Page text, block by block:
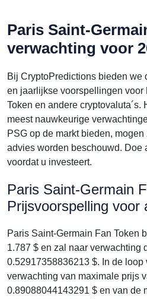
Paris Saint-
verwachting voor
Bij CryptoPredictions bieden
en jaarlijkse voorspellingen voor
Token en andere cryptovaluta´s.
meest nauwkeurige
PSG op de markt bieden,
advies worden beschouwd. Doe
voordat u investeert.
Paris Saint-Germain
Prijsvoorspelling voor
Paris Saint-Germain Fan Token
1.787 $ en zal naar verwachting
0.52917358836213 $. In de loop
verwachting van maximale prijs
0.89088044143291 $ en van de